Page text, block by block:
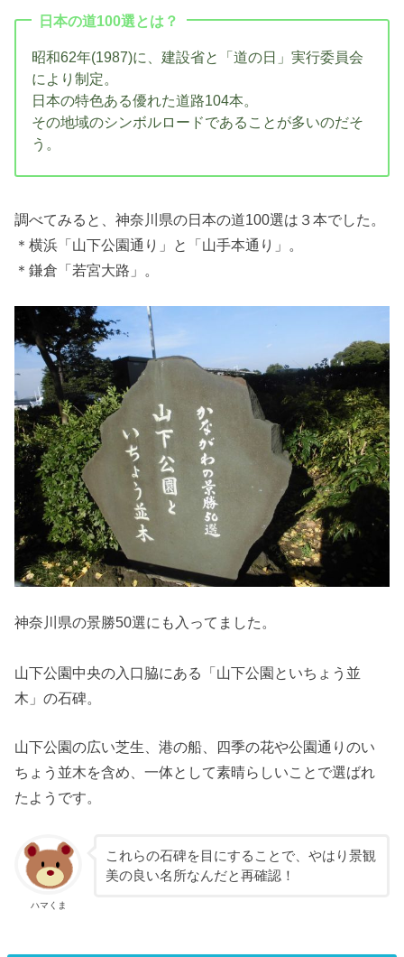
日本の道100選とは？
昭和62年(1987)に、建設省と「道の日」実行委員会
により制定。
日本の特色ある優れた道路104本。
その地域のシンボルロードであることが多いのだそ
う。
調べてみると、神奈川県の日本の道100選は３本でした。
＊横浜「山下公園通り」と「山手本通り」。
＊鎌倉「若宮大路」。
神奈川県の景勝50選にも入ってました。
山下公園中央の入口脇にある「山下公園といちょう並
木」の石碑。
山下公園の広い芝生、港の船、四季の花や公園通りのい
ちょう並木を含め、一体として素晴らしいことで選ばれ
たようです。
ハマくま
これらの石碑を目にすることで、やはり景観
美の良い名所なんだと再確認！